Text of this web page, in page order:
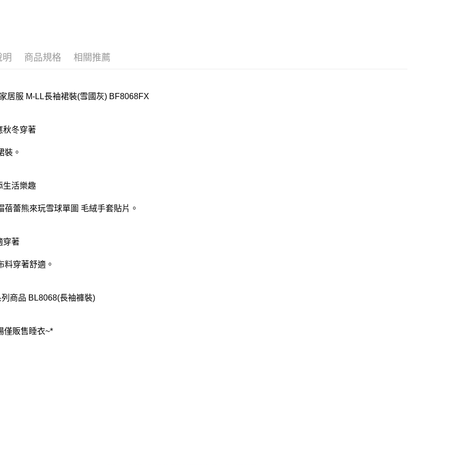
明 商品規格 相關推薦
居服 M-LL長袖裙裝(雪國灰) BF8068FX
秋冬穿著
裝。
生活樂趣
蓓蕾熊來玩雪球單圖 毛絨手套貼片。
穿著
料穿著舒適。
商品 BL8068(長袖褲裝)
僅販售睡衣~*